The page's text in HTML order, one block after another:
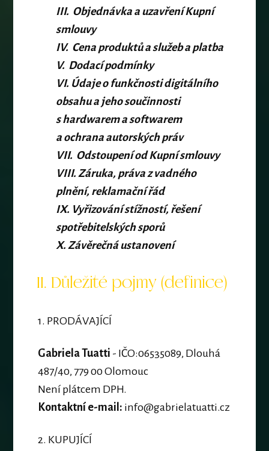
III. Objednávka a uzavření Kupní
smlouvy
IV. Cena produktů a služeb a platba
V. Dodací podmínky
VI. Údaje o funkčnosti digitálního
obsahu a jeho součinnosti
s hardwarem a softwarem
a ochrana autorských práv
VII. Odstoupení od Kupní smlouvy
VIII. Záruka, práva z vadného
plnění, reklamační řád
IX. Vyřizování stížností, řešení
spotřebitelských sporů
X. Závěrečná ustanovení
II. Důležité pojmy (definice)
1. PRODÁVAJÍCÍ
Gabriela Tuatti - IČO:06535089, Dlouhá
487/40, 779 00 Olomouc
Není plátcem DPH.
Kontaktní e-mail: info@gabrielatuatti.cz
2. KUPUJÍCÍ